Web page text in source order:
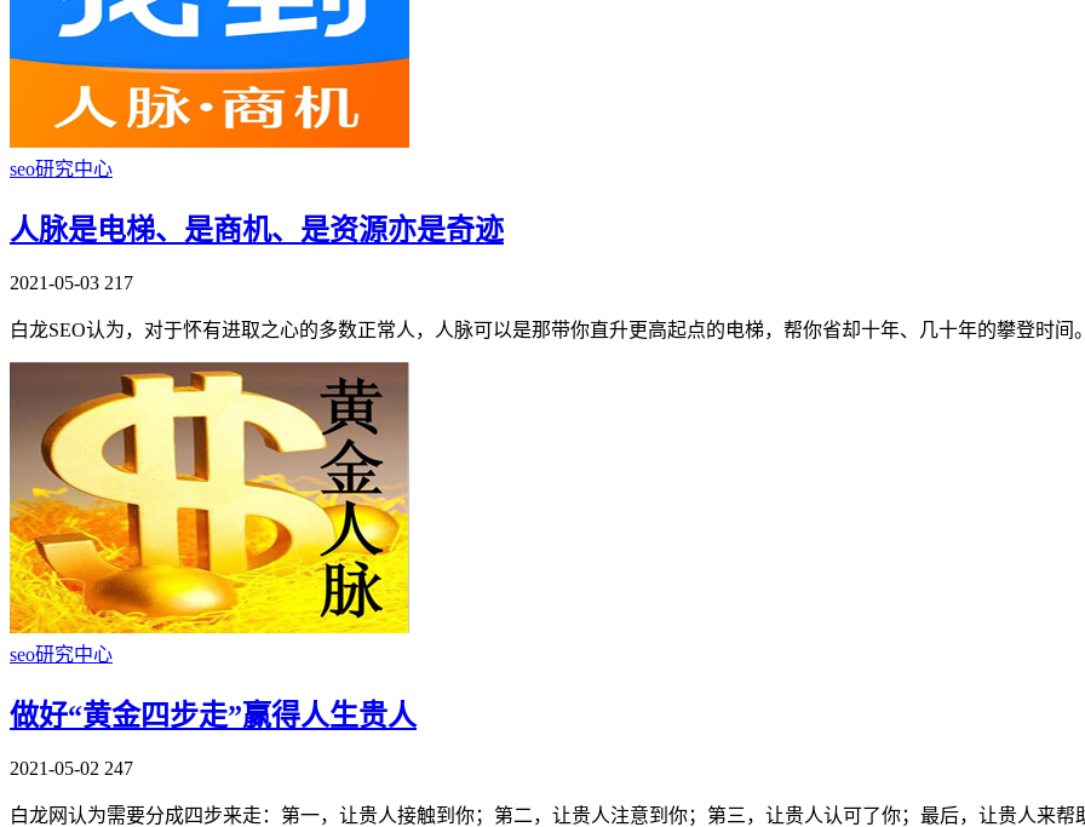
seo研究中心
人脉是电梯、是商机、是资源亦是奇迹
2021-05-03 217
白龙SEO认为，对于怀有进取之心的多数正常人，人脉可以是那带你直升更高起点的电梯，帮你省却十年、几十年的攀登时间
seo研究中心
做好“黄金四步走”赢得人生贵人
2021-05-02 247
白龙网认为需要分成四步来走：第一，让贵人接触到你；第二，让贵人注意到你；第三，让贵人认可了你；最后，让贵人来帮